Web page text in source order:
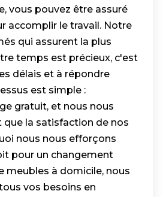
vous pouvez être assuré
accomplir le travail. Notre
qui assurent la plus
temps est précieux, c'est
délais et à répondre
est simple :
gratuit, et nous nous
la satisfaction de nos
nous nous efforçons
pour un changement
meubles à domicile, nous
vos besoins en